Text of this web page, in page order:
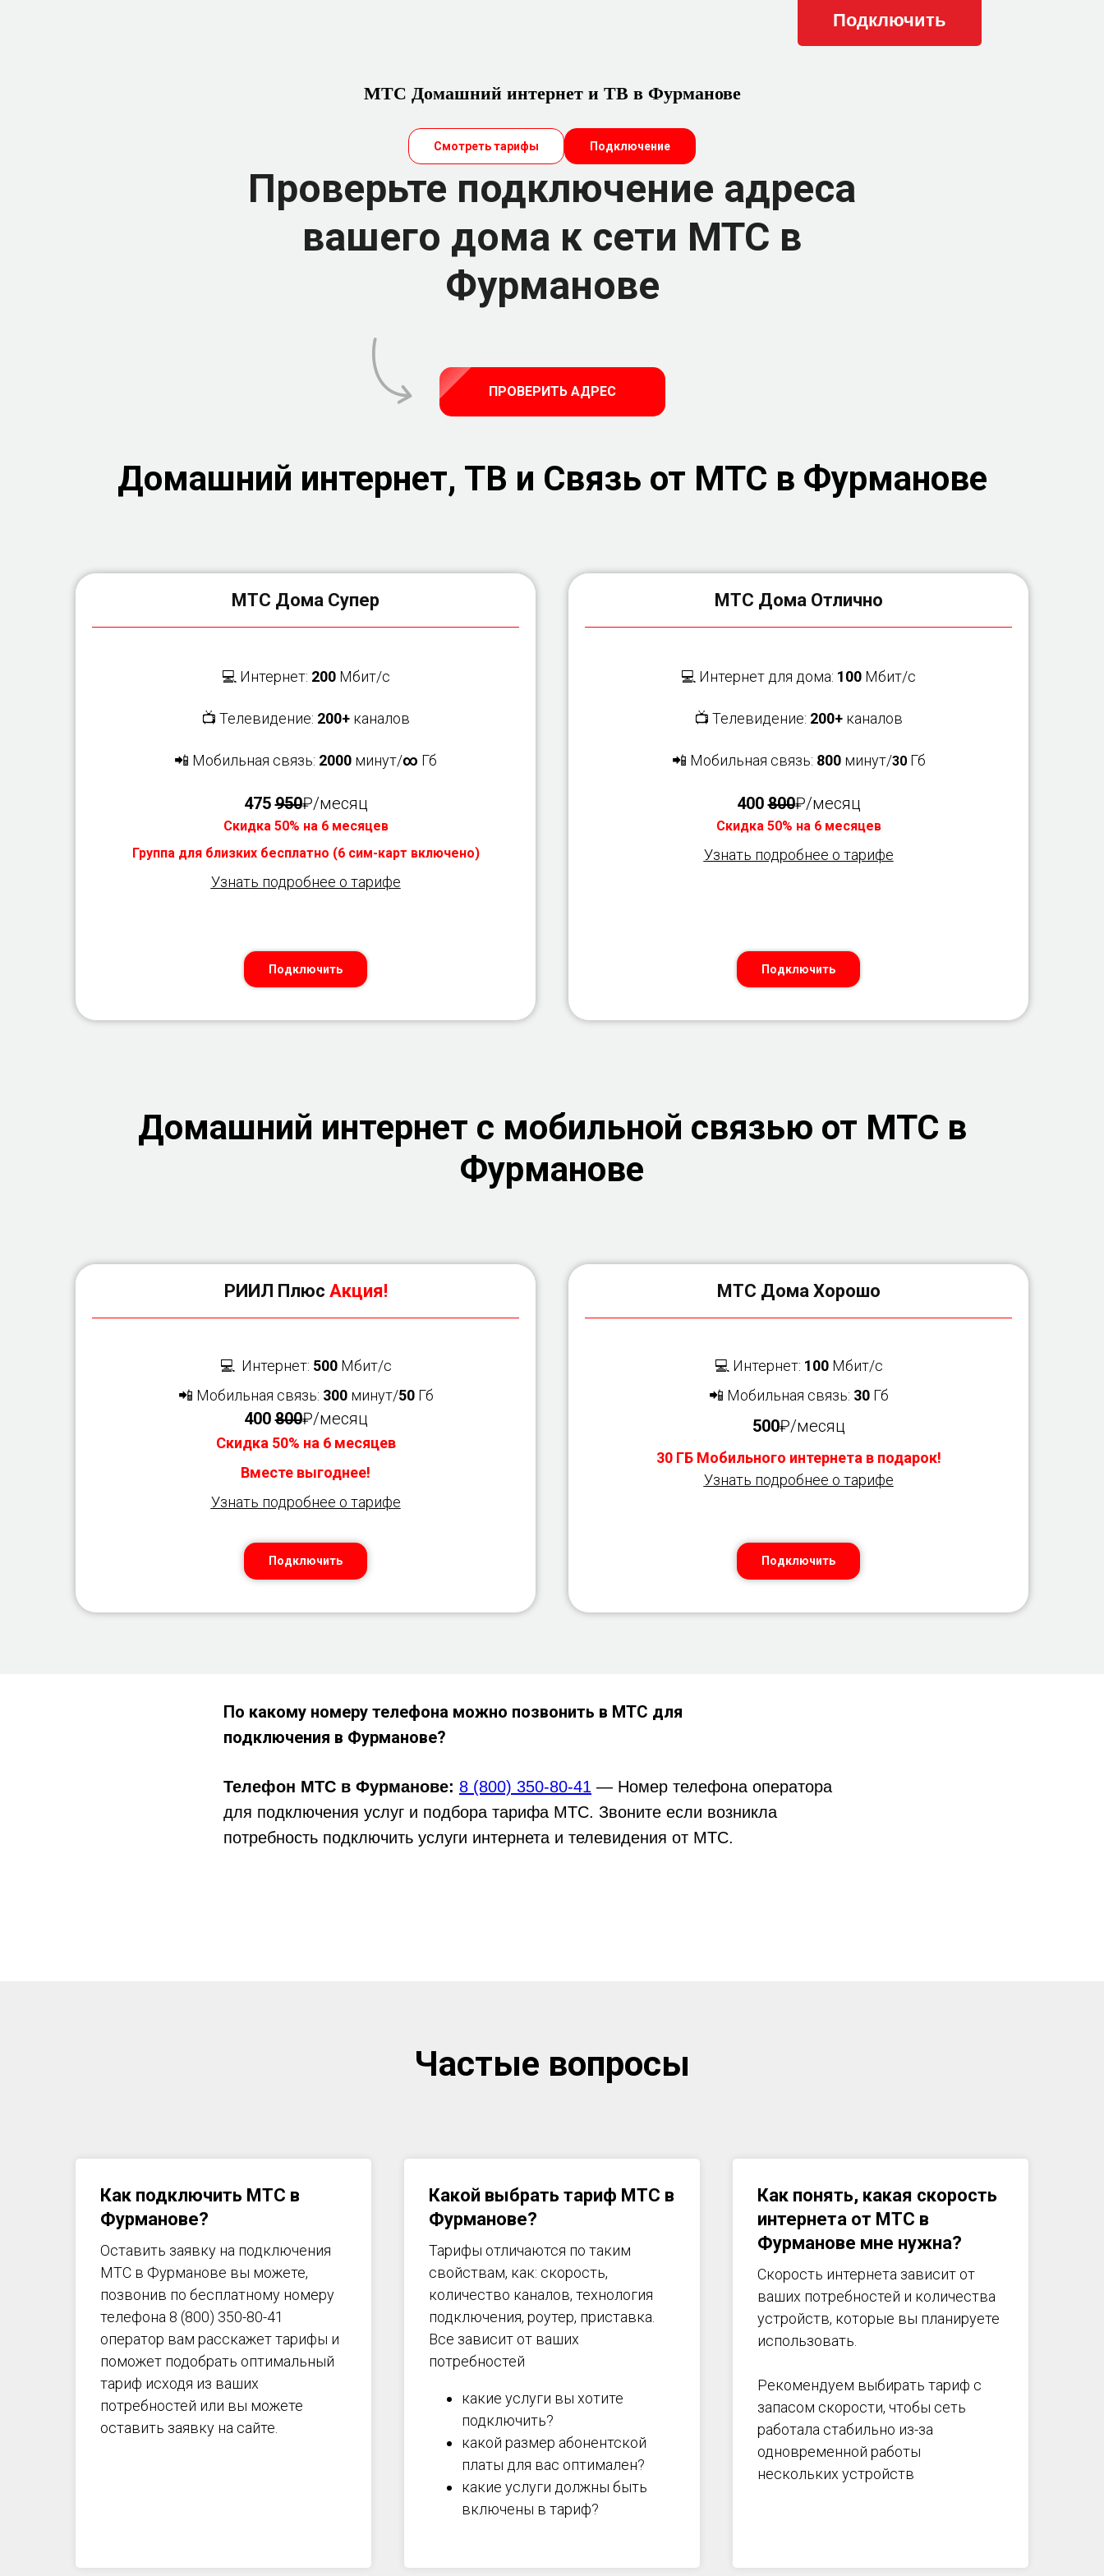
МТС Домашний интернет и ТВ в Фурманове
Смотреть тарифы Подключение
Проверьте подключение адреса
вашего дома к сети МТС в
Фурманове
ПРОВЕРИТЬ АДРЕС
Домашний интернет, ТВ и Связь от МТС в Фурманове
МТС Дома Супер
💻 Интернет: 200Мбит/с
📺 Телевидение: 200+ каналов
📲 Мобильная связь: 2000 минут/∞ Гб
475950₽/месяц
Скидка 50% на 6 месяцев
Группа для близких бесплатно (6 сим-карт включено)
Узнать подробнее о тарифе
Подключить
МТС Дома Отлично
💻 Интернет для дома: 100 Мбит/с
📺 Телевидение: 200+ каналов
📲 Мобильная связь: 800минут/30Гб
400800₽/месяц
Скидка 50% на 6 месяцев
Узнать подробнее о тарифе
Подключить
Домашний интернет с мобильной связью от МТС в
Фурманове
РИИЛ Плюс Акция!
💻 Интернет: 500 Мбит/с
📲 Мобильная связь: 300 минут/50 Гб
400800₽/месяц
Скидка 50% на 6 месяцев
Вместе выгоднее!
Узнать подробнее о тарифе
Подключить
МТС Дома Хорошо
💻 Интернет: 100 Мбит/с
📲 Мобильная связь: 30Гб
500₽/месяц
30 ГБ Мобильного интернета в подарок!
Узнать подробнее о тарифе
Подключить
Телефон МТС в Фурманове: 8 (800) 350-80-41 — Номер телефона оператора
для подключения услуг и подбора тарифа МТС. Звоните если возникла
потребность подключить услуги интернета и телевидения от МТС.
По какому номеру телефона можно позвонить в МТС для
подключения в Фурманове?
Частые вопросы
Как подключить МТС в
Фурманове?
Оставить заявку на подключения
МТС в Фурманове вы можете,
позвонив по бесплатному номеру
телефона 8 (800) 350-80-41
оператор вам расскажет тарифы и
поможет подобрать оптимальный
тариф исходя из ваших
потребностей или вы можете
оставить заявку на сайте.
Какой выбрать тариф МТС в
Фурманове?
Тарифы отличаются по таким
свойствам, как: скорость,
количество каналов, технология
подключения, роутер, приставка.
Все зависит от ваших
потребностей
какие услуги вы хотите
подключить?
какой размер абонентской
платы для вас оптимален?
какие услуги должны быть
включены в тариф?
Как понять, какая скорость
интернета от МТС в
Фурманове мне нужна?
Скорость интернета зависит от
ваших потребностей и количества
устройств, которые вы планируете
использовать.
Рекомендуем выбирать тариф с
запасом скорости, чтобы сеть
работала стабильно из-за
одновременной работы
нескольких устройств